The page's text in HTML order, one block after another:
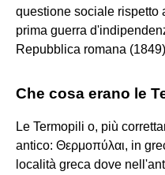
questione sociale rispetto
prima guerra
Repubblica romana
Che cosa erano le
Le Termopili o, più
antico: Θερμοπύλαι, in
località greca dove